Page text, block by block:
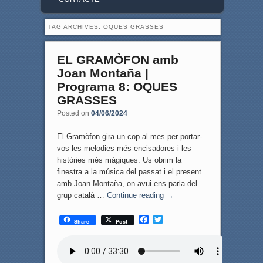
TAG ARCHIVES: OQUES GRASSES
EL GRAMÒFON amb
Joan Montaña |
Programa 8: OQUES
GRASSES
Posted on 04/06/2024
El Gramòfon gira un cop al mes per portar-
vos les melodies més encisadores i les
històries més màgiques. Us obrim la
finestra a la música del passat i el present
amb Joan Montaña, on avui ens parla del
grup català … Continue reading →
Share Post
F
T